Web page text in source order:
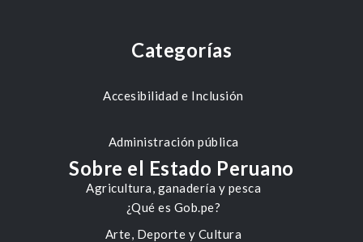
Categorías
Accesibilidad e Inclusión
Administración pública
Agricultura, ganadería y pesca
Arte, Deporte y Cultura
Sobre el Estado Peruano
¿Qué es Gob.pe?